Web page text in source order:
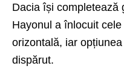
Dacia își completează
Hayonul a înlocuit
orizontală, iar
dispărut.